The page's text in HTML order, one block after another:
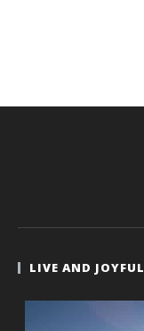
LIVE AND JOYFUL